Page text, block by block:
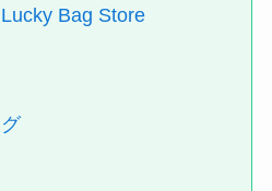
Bag Store